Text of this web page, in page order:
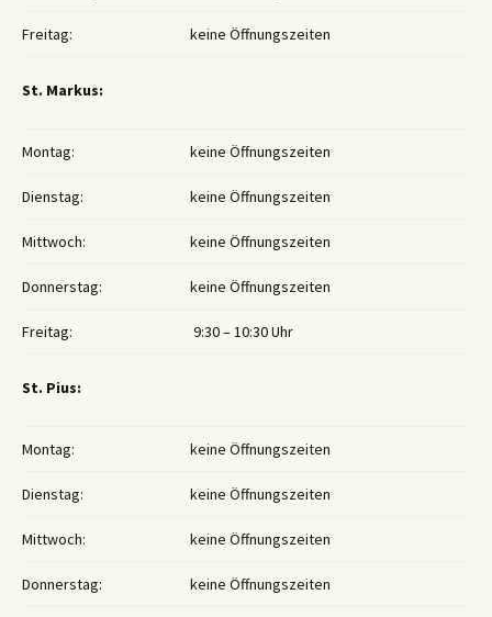
Freitag: keine Öffnungszeiten
St. Markus:
Montag: keine Öffnungszeiten
Dienstag: keine Öffnungszeiten
Mittwoch: keine Öffnungszeiten
Donnerstag: keine Öffnungszeiten
Freitag: 9:30 – 10:30 Uhr
St. Pius:
Montag: keine Öffnungszeiten
Dienstag: keine Öffnungszeiten
Mittwoch: keine Öffnungszeiten
Donnerstag: keine Öffnungszeiten